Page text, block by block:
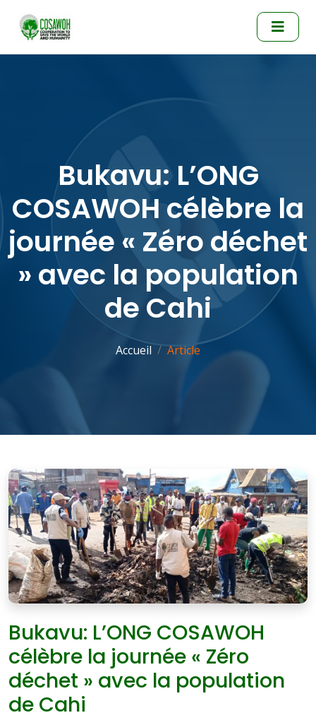
Bukavu: L’ONG
COSAWOH célèbre la
journée « Zéro déchet
» avec la population
de Cahi
Accueil Article
Bukavu: L’ONG COSAWOH
célèbre la journée « Zéro
déchet » avec la population
de Cahi